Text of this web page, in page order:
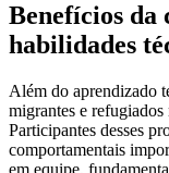
Benefícios da
habilidades
Além do aprendizado
migrantes e
Participantes desses
comportamentais